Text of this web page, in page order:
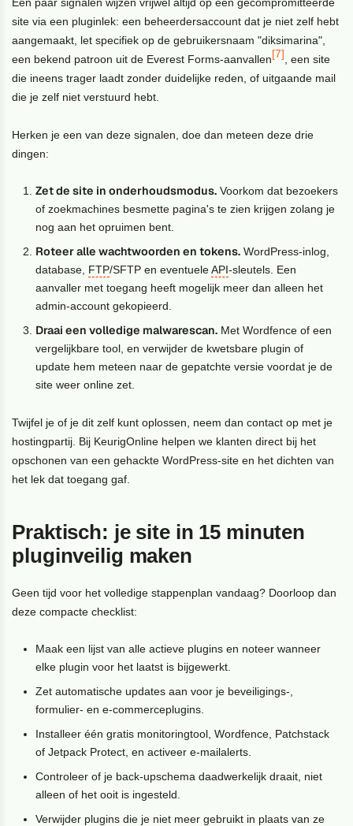
site via een pluginlek: een beheerdersaccount dat je niet zelf hebt
aangemaakt, let specifiek op de gebruikersnaam "diksimarina",
een bekend patroon uit de Everest Forms-aanvallen[7] , een site
die ineens trager laadt zonder duidelijke reden, of uitgaande mail
die je zelf niet verstuurd hebt.
Herken je een van deze signalen, doe dan meteen deze drie
dingen:
Zet de site in onderhoudsmodus. Voorkom dat bezoekers
of zoekmachines besmette pagina's te zien krijgen zolang je
nog aan het opruimen bent.
Roteer alle wachtwoorden en tokens. WordPress-inlog,
database, FTP/SFTP en eventueleAPI-sleutels. Een
aanvaller met toegang heeft mogelijk meer dan alleen het
admin-account gekopieerd.
Draai een volledige malwarescan. Met Wordfence of een
vergelijkbare tool, en verwijder de kwetsbare plugin of
update hem meteen naar de gepatchte versie voordat je de
site weer online zet.
Twijfel je of je dit zelf kunt oplossen, neem dan contact op met je
hostingpartij. Bij KeurigOnline helpen we klanten direct bij het
opschonen van een gehackte WordPress-site en het dichten van
het lek dat toegang gaf.
Praktisch: je site in 15 minuten
pluginveilig maken
Geen tijd voor het volledige stappenplan vandaag? Doorloop dan
deze compacte checklist:
Maak een lijst van alle actieve plugins en noteer wanneer
elke plugin voor het laatst is bijgewerkt.
Zet automatische updates aan voor je beveiligings-,
formulier- en e-commerceplugins.
Installeer één gratis monitoringtool, Wordfence, Patchstack
of Jetpack Protect, en activeer e-mailalerts.
Controleer of je back-upschema daadwerkelijk draait, niet
alleen of het ooit is ingesteld.
Verwijder plugins die je niet meer gebruikt in plaats van ze